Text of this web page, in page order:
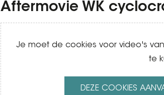
Aftermovie WK
Video
Je moet de cookies voor video's
te
DEZE COOKIES